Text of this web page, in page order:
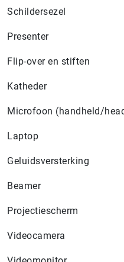
Schildersezel
Presenter
Flip-over en stiften
Katheder
Microfoon (handheld/
Laptop
Geluidsversterking
Beamer
Projectiescherm
Videocamera